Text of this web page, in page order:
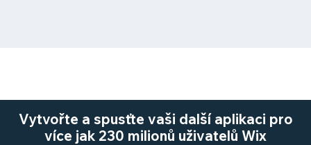
Vytvořte a spusťte vaši další aplikaci pro
více jak 230 milionů uživatelů Wix